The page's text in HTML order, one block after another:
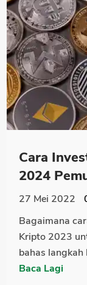
Cara
2024
27 Mei 2022
Bagaimana
Kripto 2023
bahas langkah
Baca Lagi